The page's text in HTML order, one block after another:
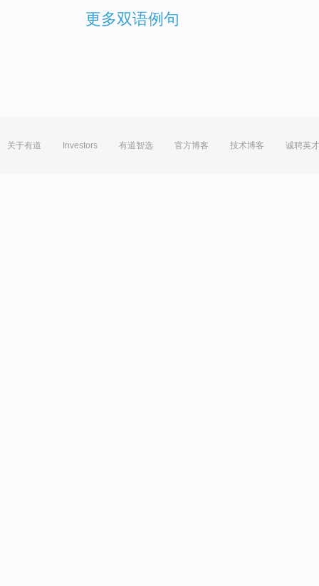
更多双语例句
关于有道 Investors 有道智选 官方博客 技术博客 诚聘英才